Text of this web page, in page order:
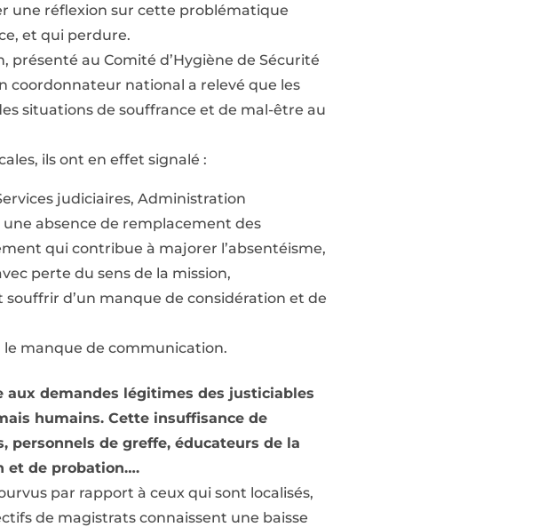
une réflexion sur cette problématique
et qui perdure.
présenté au Comité d’Hygiène de Sécurité
coordonnateur national a relevé que les
situations de souffrance et de mal-être au
ils ont en effet signalé :
judiciaires, Administration
absence de remplacement des
qui contribue à majorer l’absentéisme,
perte du sens de la mission,
d’un manque de considération et de
le manque de communication.
demandes légitimes des justiciables
humains. Cette insuffisance de
personnels de greffe, éducateurs de la
et de probation….
par rapport à ceux qui sont localisés,
de magistrats connaissent une baisse